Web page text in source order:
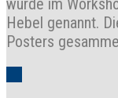
Hebel genannt.
Posters